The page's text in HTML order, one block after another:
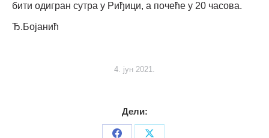
бити одигран сутра у Риђици, а почеће у 20 часова.
Ђ.Бојанић
4. јун 2021.
Дели: